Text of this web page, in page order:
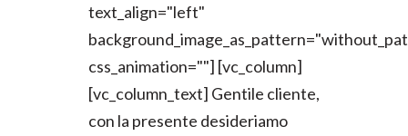
text_align="left"
css_animation=""] [vc_column]
[vc_column_text] Gentile cliente,
con la presente desideriamo